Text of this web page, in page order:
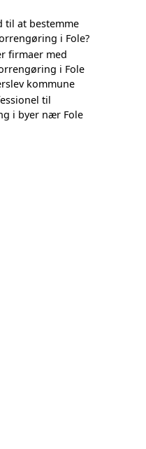
til at bestemme
i Fole?
firmaer med
i Fole
kommune
til
i byer nær Fole